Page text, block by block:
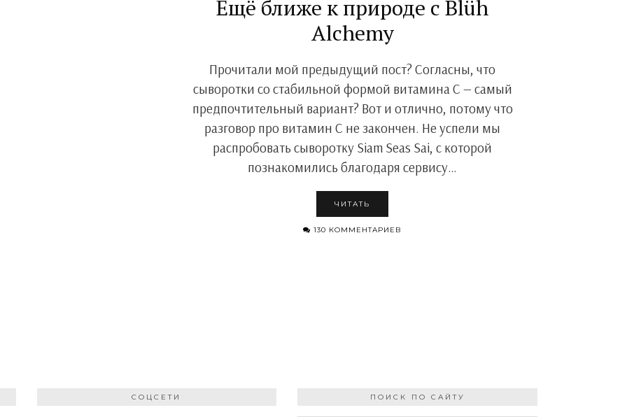
Ещё ближе к природе с Blüh
Alchemy
Прочитали мой предыдущий пост? Согласны, что
сыворотки со стабильной формой витамина С — самый
предпочтительный вариант? Вот и отлично, потому что
разговор про витамин С не закончен. Не успели мы
распробовать сыворотку Siam Seas Sai, с которой
познакомились благодаря сервису…
ЧИТАТЬ
130 КОММЕНТАРИЕВ
СОЦСЕТИ ПОИСК ПО САЙТУ